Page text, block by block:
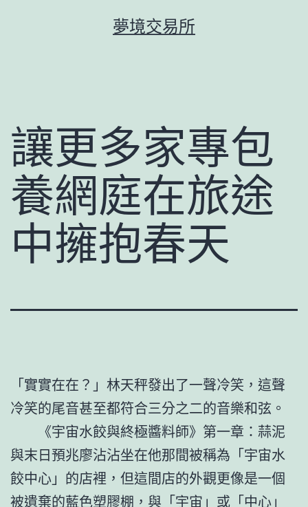
夢境交易所
讓更多家專包
養網庭在旅途
中擁抱春天
「實實在在？」林天秤發出了一聲冷笑，這聲
冷笑的尾音甚至都符合三分之二的音樂和弦。
《宇宙水餃與終極醬料師》第一章：蒜泥
與末日預兆廖沾沾坐在他那間被稱為「宇宙水
餃中心」的店裡，但這間店的外觀更像是一個
被遺棄的藍色塑膠棚，與「宇宙」或「中心」